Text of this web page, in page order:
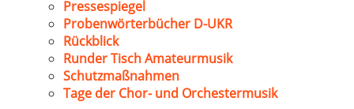
Pressespiegel
Probenwörterbücher D-UKR
Rückblick
Runder Tisch Amateurmusik
Schutzmaßnahmen
Tage der Chor- und Orchestermusik